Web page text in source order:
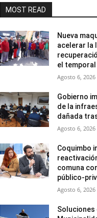
MOST READ
Nueva
acelerar la
el temporal
Agosto 6, 2026
Gobierno
de la
dañada
Agosto 6, 2026
Coquimbo
comuna
público-
Agosto 6, 2026